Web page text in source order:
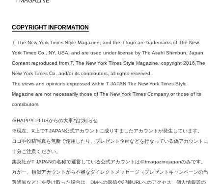
COPYRIGHT INFORMATION
T, The New York Times Style Magazine, and the T logo are trademarks of The New
York Times Co., NY, USA, and are used under license by The Asahi Shimbun, Japan.
Content reproduced from T, The New York Times Style Magazine, copyright 2016 The
New York Times Co. and/or its contributors, all rights reserved.
The views and opinions expressed within T JAPAN The New York Times Style
Magazine are not necessarily those of The New York Times Company or those of its
contributors.
※HAPPY PLUSからの大事なお知らせ
※現在、X上でT JAPAN公式アカウントに成りすましたアカウントが発生しています。
ロゴや投稿写真を無断で使用したり、プレゼント企画などを行なっている偽アカウントに
十分ご注意ください。
集英社がT JAPANの名称で運営している公式アカウントは＠tmagazinejapanのみです。
万が一、類似アカウントから不審なダイレクトメッセージ（プレゼントキャンペーンの当
選通知など）を受け取った場合は、DMへの返信や記載URLへのアクセス、個人情報等の